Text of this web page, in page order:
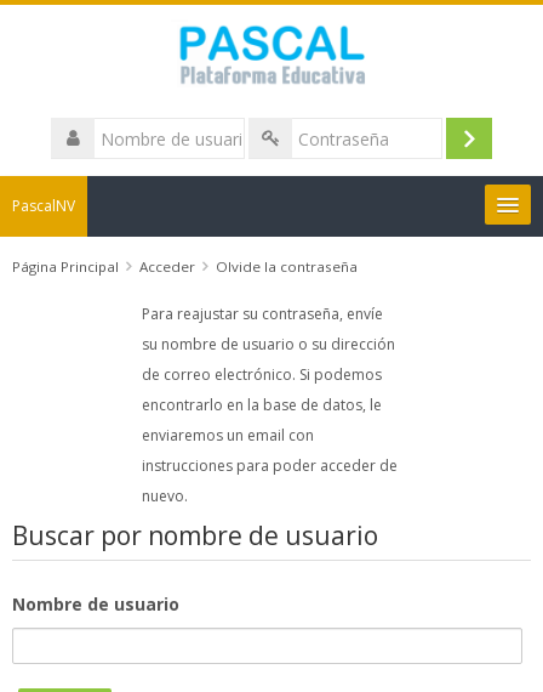
Nombre
de
usuario
Acceder
PascalNV
Boletines de Notas
Español - Colombia ‎(es_co)‎
cursos
Página Principal Acceder Olvide la contraseña
Para reajustar su contraseña, envíe
su nombre de usuario o su dirección
de correo electrónico. Si podemos
encontrarlo en la base de datos, le
enviaremos un email con
instrucciones para poder acceder de
nuevo.
Buscar por nombre de usuario
Nombre de usuario